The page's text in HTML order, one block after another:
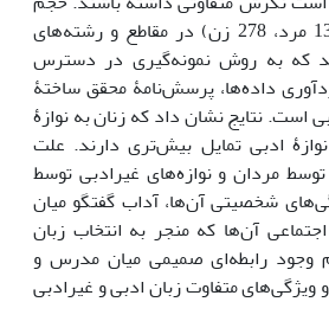
نمونه 411 دانشجو (133 مرد، 278 زن) در مقاطع و رشته‌های
که به روش نمونه‌گیری در دسترس
داده‌ها، پرسش‌نامۀ محقق ساختۀ
است. نتایج نشان داد که زنان به نوازۀ
ادبی تمایل بیش‌تری دارند. علت
توسط مردان و نوازه‌های غیرادبی توسط
شخصیتی آن‌‌ها، آداب گفتگو میان
آن‌ها که منجر به انتخاب زبان
وجود رابطه‌ای صمیمی میان مدرس و
متفاوت زبان ادبی و غیرادبی